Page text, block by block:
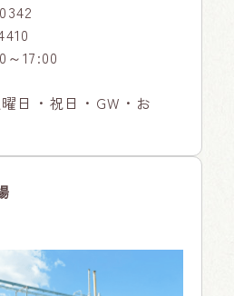
17:00
日・祝日・GW・お